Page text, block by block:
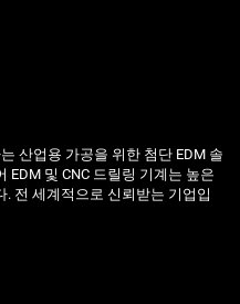
산업용 가공을 위한 첨단 EDM 솔
EDM 및 CNC 드릴링 기계는 높은
전 세계적으로 신뢰받는 기업입